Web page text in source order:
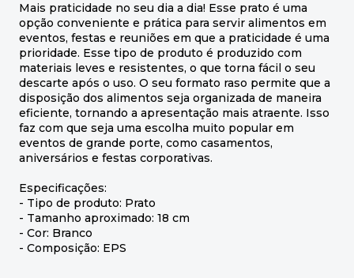
Mais praticidade no seu dia a dia! Esse prato é uma
opção conveniente e prática para servir alimentos em
eventos, festas e reuniões em que a praticidade é uma
prioridade. Esse tipo de produto é produzido com
materiais leves e resistentes, o que torna fácil o seu
descarte após o uso. O seu formato raso permite que a
disposição dos alimentos seja organizada de maneira
eficiente, tornando a apresentação mais atraente. Isso
faz com que seja uma escolha muito popular em
eventos de grande porte, como casamentos,
aniversários e festas corporativas.
Especificações:
- Tipo de produto: Prato
- Tamanho aproximado: 18 cm
- Cor: Branco
- Composição: EPS